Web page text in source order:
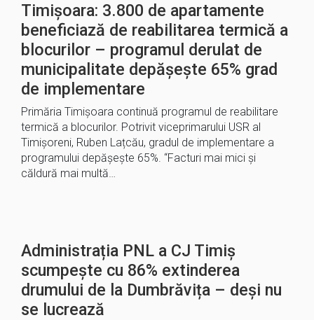
Timișoara: 3.800 de apartamente
beneficiază de reabilitarea termică a
blocurilor – programul derulat de
municipalitate depășește 65% grad
de implementare
Primăria Timișoara continuă programul de reabilitare
termică a blocurilor. Potrivit viceprimarului USR al
Timișoreni, Ruben Lațcău, gradul de implementare a
programului depășește 65%. “Facturi mai mici și
căldură mai multă…
Administrația PNL a CJ Timiș
scumpește cu 86% extinderea
drumului de la Dumbrăvița – deși nu
se lucrează